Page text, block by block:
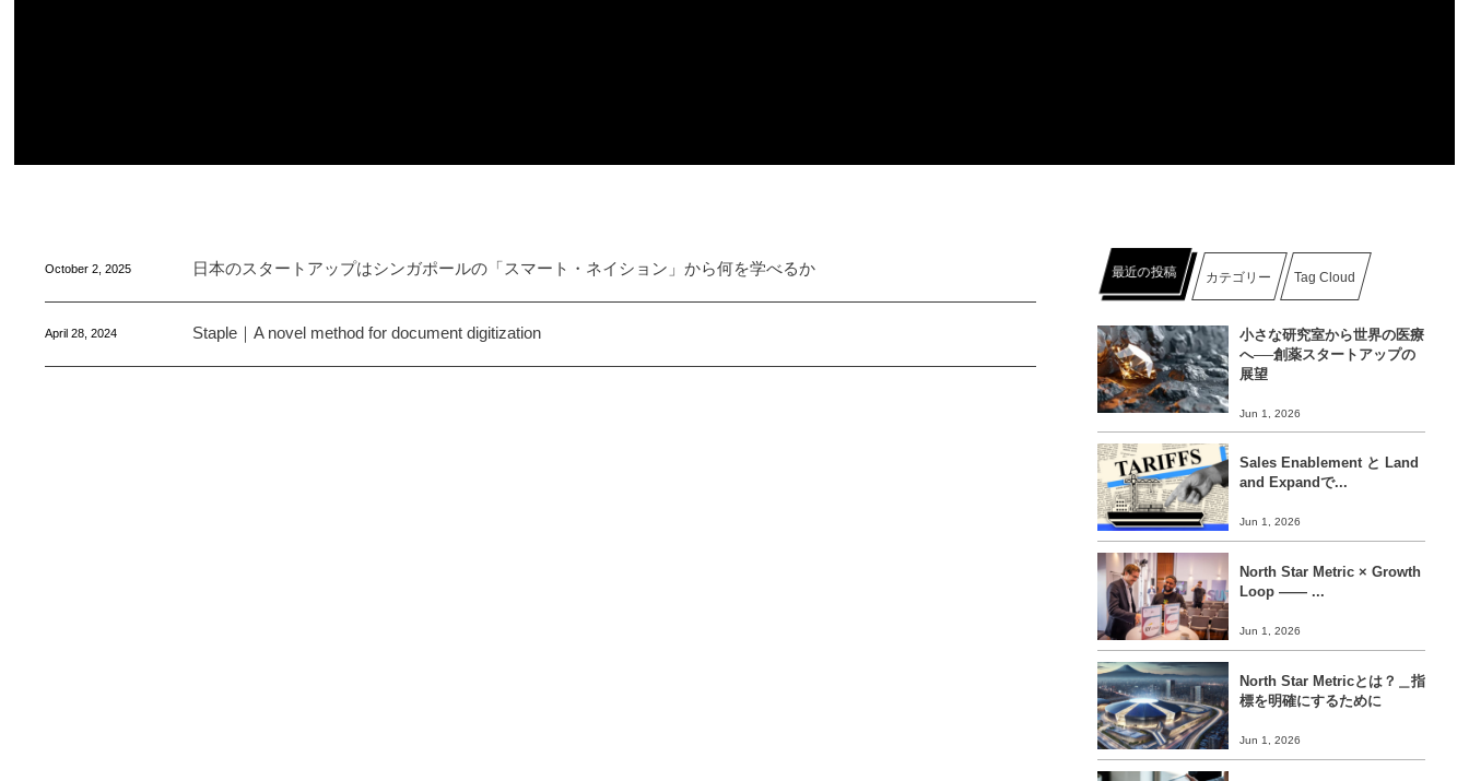
October 2, 2025 日本のスタートアップはシンガポールの「スマート・ネイション」から何を学べるか
April 28, 2024 Staple｜A novel method for document digitization
最近の投稿 カテゴリー Tag Cloud
小さな研究室から世界の医療
へ──創薬スタートアップの
展望
Jun 1, 2026
Sales Enablement と Land
and Expandで...
Jun 1, 2026
North Star Metric × Growth
Loop ―― ...
Jun 1, 2026
North Star Metricとは？＿指
標を明確にするために
Jun 1, 2026